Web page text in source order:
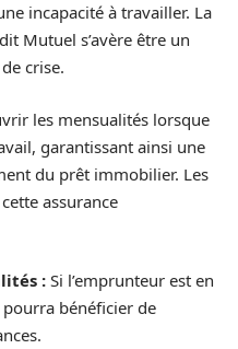
incapacité à travailler. La
Mutuel s’avère être un
crise.
les mensualités lorsque
garantissant ainsi une
du prêt immobilier. Les
assurance
: Si l’emprunteur est en
bénéficier de